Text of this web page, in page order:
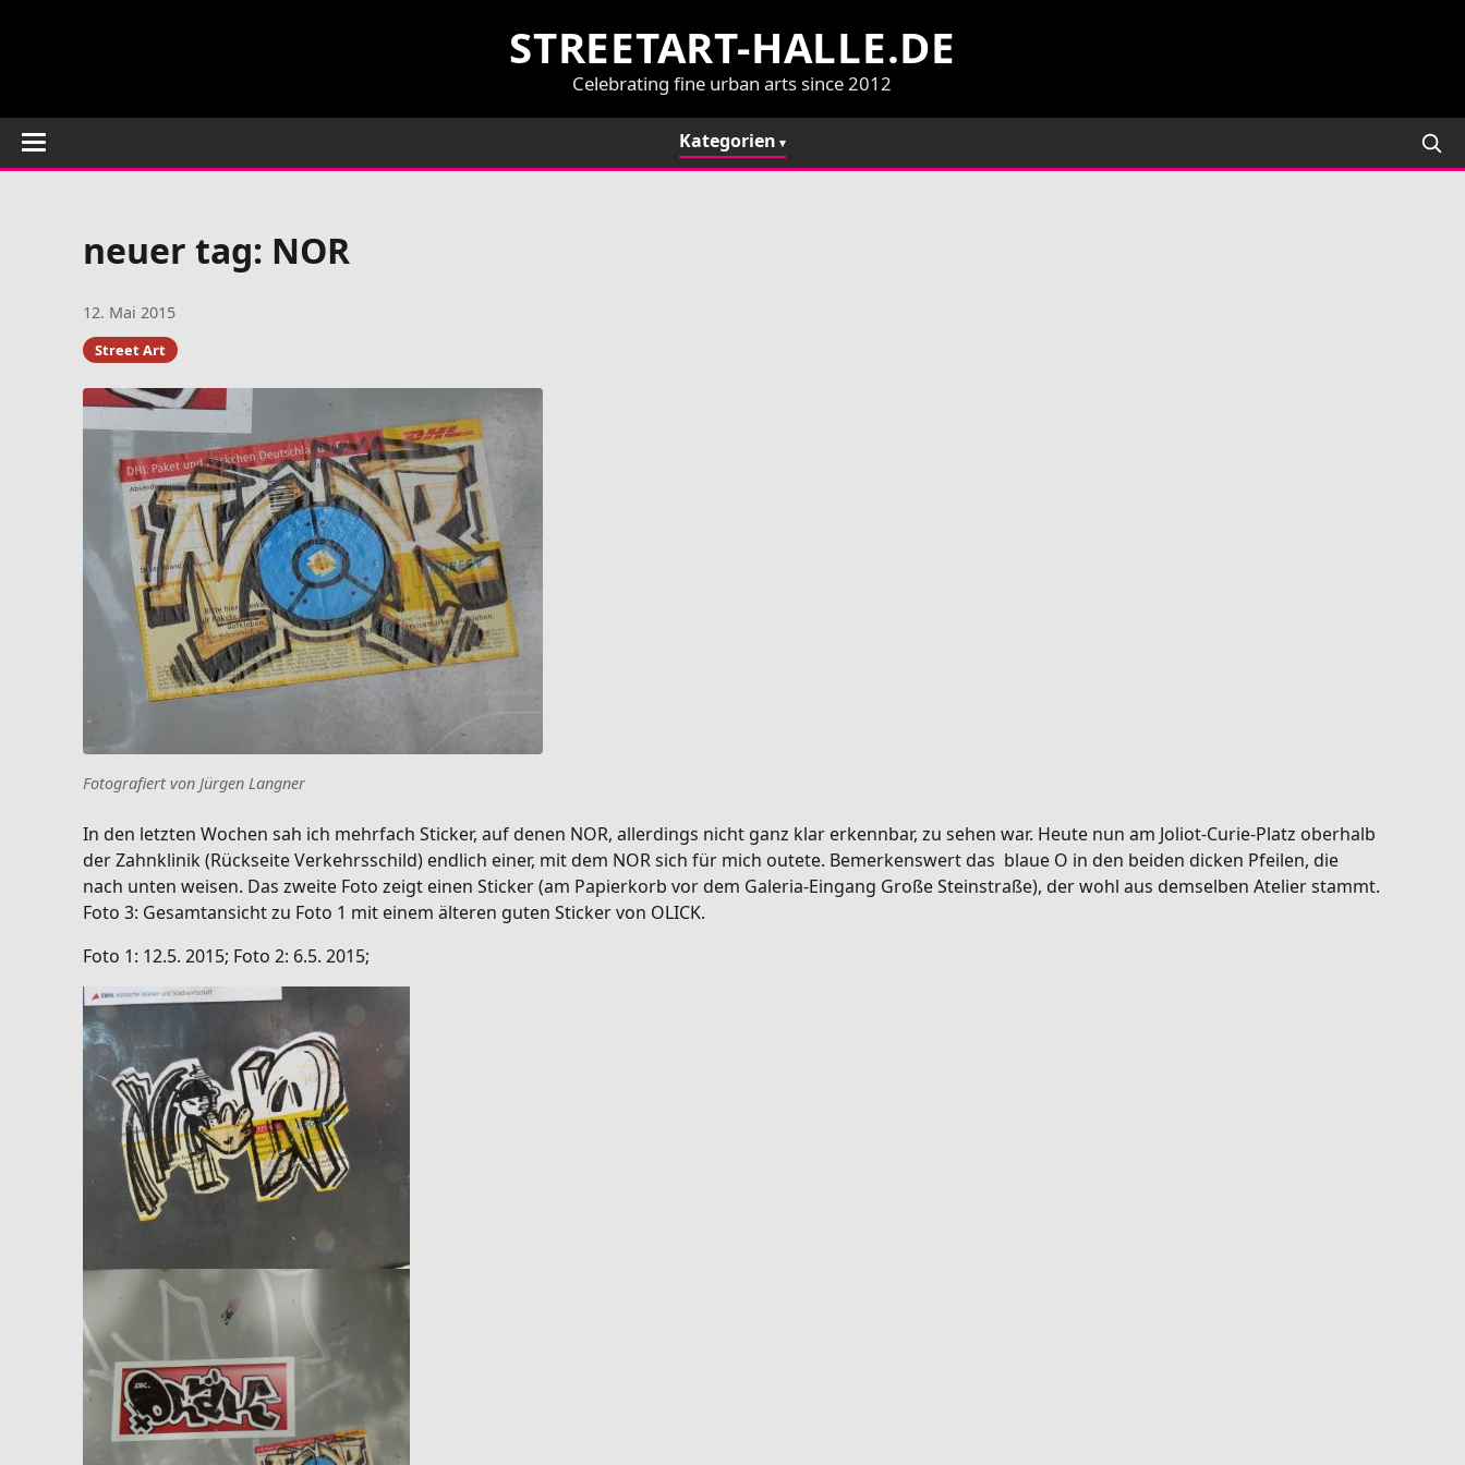
STREETART-HALLE.DE
Celebrating fine urban arts since 2012
Kategorien
neuer tag: NOR
12. Mai 2015
Street Art
Fotografiert von Jürgen Langner
In den letzten Wochen sah ich mehrfach Sticker, auf denen NOR, allerdings nicht ganz klar erkennbar, zu sehen war. Heute nun am Joliot-Curie-Platz oberhalb
der Zahnklinik (Rückseite Verkehrsschild) endlich einer, mit dem NOR sich für mich outete. Bemerkenswert das blaue O in den beiden dicken Pfeilen, die
nach unten weisen. Das zweite Foto zeigt einen Sticker (am Papierkorb vor dem Galeria-Eingang Große Steinstraße), der wohl aus demselben Atelier stammt.
Foto 3: Gesamtansicht zu Foto 1 mit einem älteren guten Sticker von OLICK.
Foto 1: 12.5. 2015; Foto 2: 6.5. 2015;